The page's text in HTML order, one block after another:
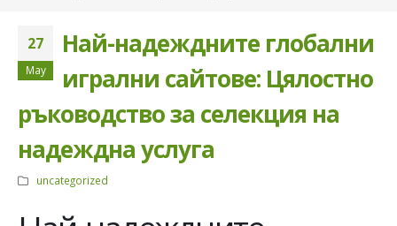
27
May
Най-надеждните глобални
игрални сайтове: Цялостно
ръководство за селекция на
надеждна услуга
uncategorized